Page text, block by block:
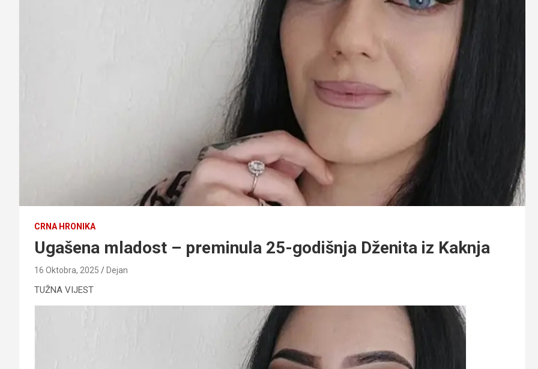
CRNA HRONIKA
Ugašena mladost – preminula 25-godišnja Dženita iz Kaknja
16 Oktobra, 2025 Dejan
TUŽNA VIJEST